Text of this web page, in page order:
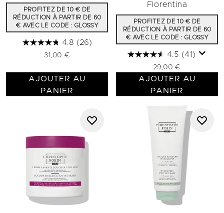
PROFITEZ DE 10 € DE
RÉDUCTION À PARTIR DE 60
€ AVEC LE CODE : GLOSSY
4.8 (26)
31,00 €
AJOUTER AU
PANIER
Florentina
PROFITEZ DE 10 € DE
RÉDUCTION À PARTIR DE 60
€ AVEC LE CODE : GLOSSY
4.5 (41)
29,00 €
AJOUTER AU
PANIER